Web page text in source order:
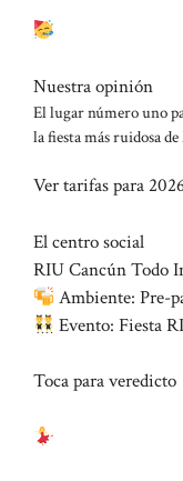
Nuestra opinión
El lugar número uno
la fiesta más ruidosa
Ver tarifas para
El centro social
RIU Cancún Todo
Ambiente: Pre-
Evento: Fiesta
Toca para veredicto